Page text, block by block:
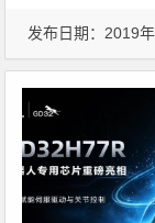
发布日期：2019